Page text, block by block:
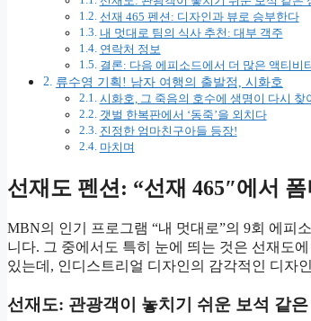
선재 465 펜션: 디자인과 뷰로 승부한다
내 멋대로 팀의 식사 추천: 대부 객주
연락처 정보
결론: 다음 에피소드에서 더 많은 액티비
류수영 기획! 남자 여행의 출발점, 시화호
시화호, 그 죽음의 호수에 생명이 다시 찾
갯벌 한복판에서 ‘동죽’을 외치다
진정한 엄마친구아들 등장!
마치며
선재도 펜션: “선재 465″에서
MBN의 인기 프로그램 “내 멋대로”의 9회 에피
니다. 그 중에서도 특히 눈에 띄는 것은 선재도
있는데, 인디스트리얼 디자인의 감각적인 디자
선재도: 관광객이 놓치기 쉬운 보석 같은